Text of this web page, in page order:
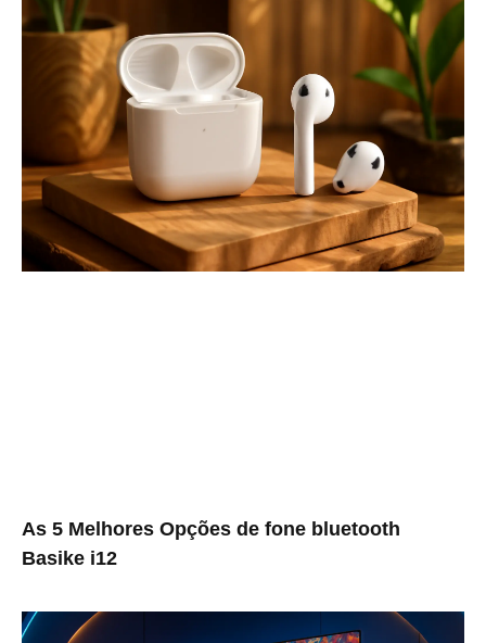
As 5 Melhores Opções de fone bluetooth
Basike i12